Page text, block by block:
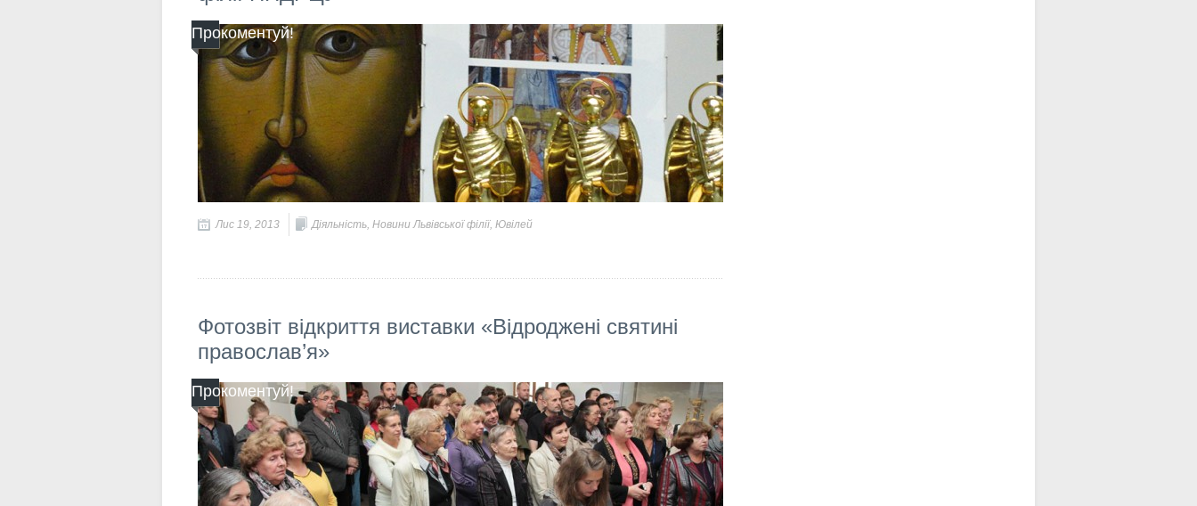
Прокоментуй!
Лис 19, 2013 Діяльність, Новини Львівської філії, Ювілей
Фотозвіт відкриття виставки «Відроджені святині
православ’я»
Прокоментуй!